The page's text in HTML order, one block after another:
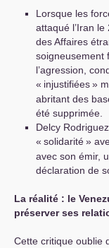
Lorsque les
attaqué l’Iran
des Affaires
soigneusement
l’agression,
« injustifiées»
abritant des
été supprimée.
Delcy
« solidarité»
avec son émir,
déclaration de
La réalité : le
préserver ses
Cette critique oublie